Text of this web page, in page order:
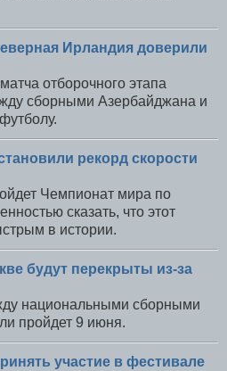
Ирландия доверили
отборочного этапа
сборными Азербайджана и
рекорд скорости
Чемпионат мира по
сказать, что этот
в истории.
будут перекрыты из-за
национальными сборными
пройдет 9 июня.
участие в фестивале